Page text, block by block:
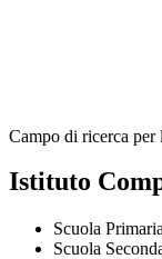
Campo di ricerca per
Istituto
Scuola Primaria
Scuola